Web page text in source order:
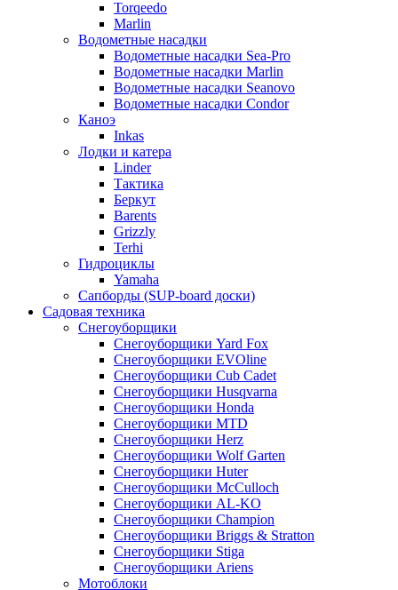
Torqeedo
Marlin
Водометные насадки
Водометные насадки Sea-Pro
Водометные насадки Marlin
Водометные насадки Seanovo
Водометные насадки Condor
Каноэ
Inkas
Лодки и катера
Linder
Тактика
Беркут
Barents
Grizzly
Terhi
Гидроциклы
Yamaha
Сапборды (SUP-board доски)
Садовая техника
Снегоуборщики
Снегоуборщики Yard Fox
Снегоуборщики EVOline
Снегоуборщики Cub Cadet
Снегоуборщики Husqvarna
Снегоуборщики Honda
Снегоуборщики MTD
Снегоуборщики Herz
Снегоуборщики Wolf Garten
Снегоуборщики Huter
Снегоуборщики McCulloch
Снегоуборщики AL-KO
Снегоуборщики Champion
Снегоуборщики Briggs & Stratton
Снегоуборщики Stiga
Снегоуборщики Ariens
Мотоблоки